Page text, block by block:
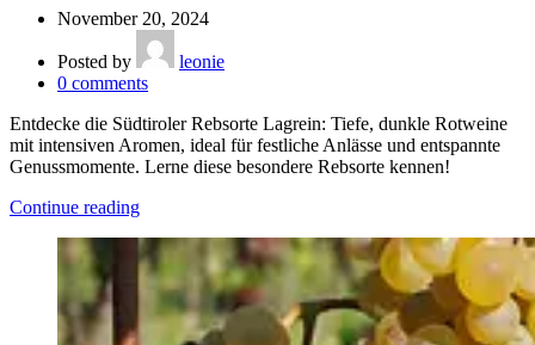
November 20, 2024
Posted by
leonie
0 comments
Entdecke die Südtiroler Rebsorte Lagrein: Tiefe, dunkle Rotweine
mit intensiven Aromen, ideal für festliche Anlässe und entspannte
Genussmomente. Lerne diese besondere Rebsorte kennen!
Continue reading